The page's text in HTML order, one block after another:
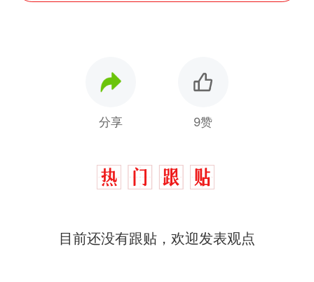
分享 9赞
目前还没有跟贴，欢迎发表观点